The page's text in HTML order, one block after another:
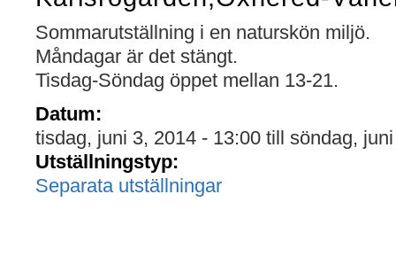
Sommarutställning i en naturskön miljö.
Måndagar är det stängt.
Tisdag-Söndag öppet mellan 13-21.
Datum:
tisdag, juni 3, 2014 - 13:00 till söndag,
Utställningstyp:
Separata utställningar